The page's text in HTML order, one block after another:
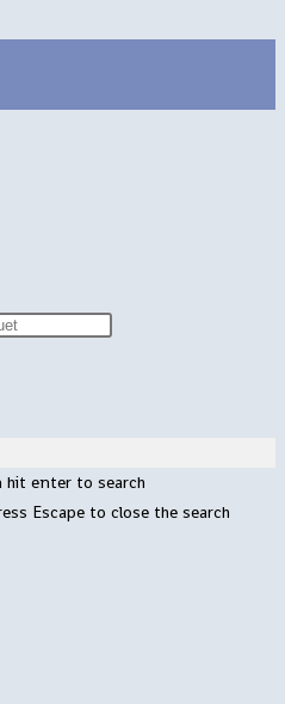
hit enter to search
Escape to close the search